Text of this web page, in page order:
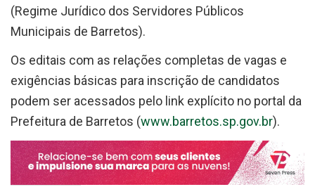
(Regime Jurídico dos Servidores Públicos
Municipais de Barretos).
Os editais com as relações completas de vagas e
exigências básicas para inscrição de candidatos
podem ser acessados pelo link explícito no portal da
Prefeitura de Barretos (www.barretos.sp.gov.br).